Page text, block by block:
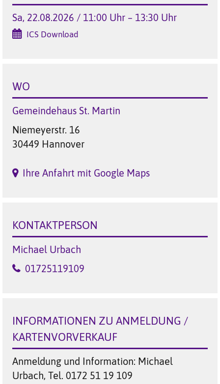
Sa, 22.08.2026 / 11:00 Uhr – 13:30 Uhr
ICS Download
WO
Gemeindehaus St. Martin
Niemeyerstr. 16
30449 Hannover
Ihre Anfahrt mit Google Maps
KONTAKTPERSON
Michael Urbach
01725119109
INFORMATIONEN ZU ANMELDUNG /
KARTENVORVERKAUF
Anmeldung und Information: Michael
Urbach, Tel. 0172 51 19 109